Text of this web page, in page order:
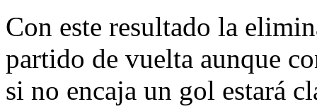
Con este resultado la
partido de vuelta aunque
si no encaja un gol estará